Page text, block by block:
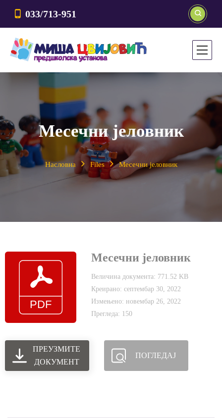
033/713-951
Месечни јеловник
Насловна Files Месечни јеловник
Месечни јеловник
Величина документа: 771.52 KB
Креирано: септембар 30, 2022
Измењено: новембар 26, 2022
Прегледа: 150
ПРЕУЗМИТЕ
ДОКУМЕНТ
ПОГЛЕДАЈ